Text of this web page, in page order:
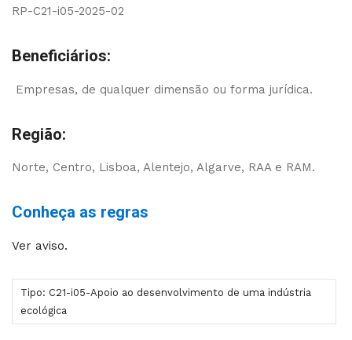
RP-C21-i05-2025-02
Beneficiários:
Empresas, de qualquer dimensão ou forma jurídica.
Região:
Norte, Centro, Lisboa, Alentejo, Algarve, RAA e RAM.
Conheça as regras
Ver aviso.
Tipo: C21-i05-Apoio ao desenvolvimento de uma indústria
ecológica